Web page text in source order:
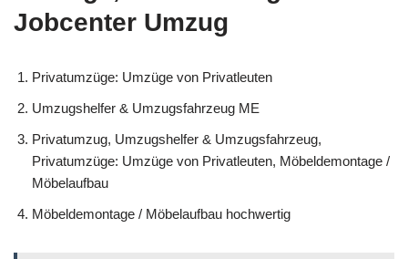
Jobcenter Umzug
Privatumzüge: Umzüge von Privatleuten
Umzugshelfer & Umzugsfahrzeug ME
Privatumzug, Umzugshelfer & Umzugsfahrzeug,
Privatumzüge: Umzüge von Privatleuten, Möbeldemontage /
Möbelaufbau
Möbeldemontage / Möbelaufbau hochwertig